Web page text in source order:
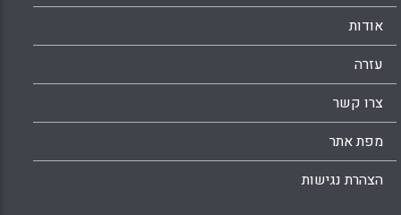
אודות
עזרה
צרו קשר
מפת אתר
הצהרת נגישות